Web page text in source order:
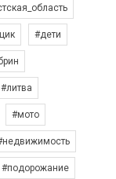
#дети
#литва
#мото
#подорожание